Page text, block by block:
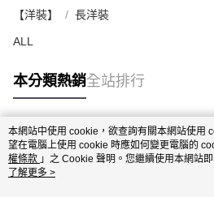
【洋裝】 長洋裝
ALL
本分類熱銷全站排行
熱門標籤
本網站中使用 cookie，欲查詢有關本網站使用
望在電腦上使用 cookie 時應如何變更電腦的
權條款 」之 Cookie 聲明。您繼續使用本網站
用條款之 Cookie 聲明使用 cookie。
了解更多 >